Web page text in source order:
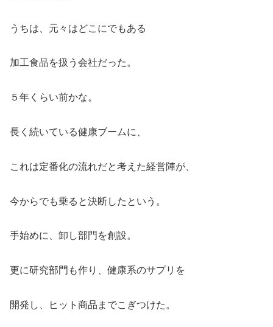
うちは、元々はどこにでもある
加工食品を扱う会社だった。
５年くらい前かな。
長く続いている健康ブームに、
これは定番化の流れだと考えた経営陣が、
今からでも乗ると決断したという。
手始めに、卸し部門を創設。
更に研究部門も作り、健康系のサプリを
開発し、ヒット商品までこぎつけた。